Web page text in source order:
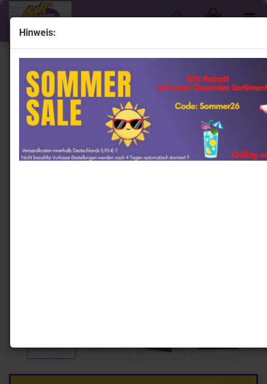
Hinweis:
« Erster « zurück weiter »
Letzter »
915 Artikel in dieser Kategorie
Lionel Racing C412323WODPR # Ford Mustang
NASCAR 2023 " Ryan Preece - Wonder Bread " 1:24